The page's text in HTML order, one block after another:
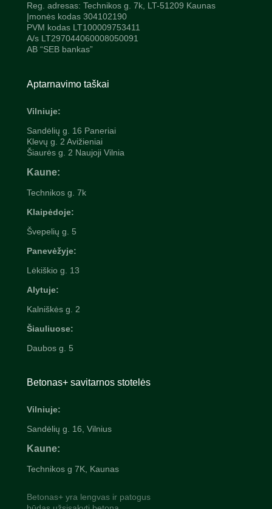
Betonas+ yra lengvas ir patogus
Reg. adresas: Technikos g. 7k, LT-51209 Kaunas
Įmonės kodas 304102190
PVM kodas LT100009753411
A/s LT297044060008050091
AB “SEB bankas”
Aptarnavimo taškai
Vilniuje:
Sandėlių g. 16 Paneriai
Klevų g. 2 Avižieniai
Šiaurės g. 2 Naujoji Vilnia
Kaune:
Technikos g. 7k
Klaipėdoje:
Švepelių g. 5
Panevėžyje:
Lėkiškio g. 13
Alytuje:
Kalniškės g. 2
Šiauliuose:
Daubos g. 5
Betonas+ savitarnos stotelės
Vilniuje:
Sandėlių g. 16, Vilnius
Kaune:
Technikos g 7K, Kaunas